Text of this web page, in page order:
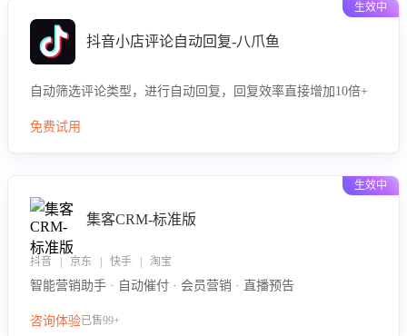
生效中
抖音小店评论自动回复-八爪鱼
自动筛选评论类型，进行自动回复，回复效率直接增加10倍+
免费试用
生效中
集客CRM-标准版
抖音 | 京东 | 快手 | 淘宝
智能营销助手 · 自动催付 · 会员营销 · 直播预告
咨询体验已售99+